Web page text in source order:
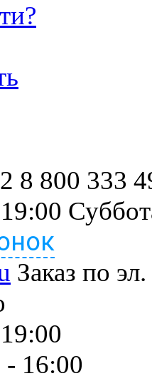
8 800 333
Заказ по
16:00